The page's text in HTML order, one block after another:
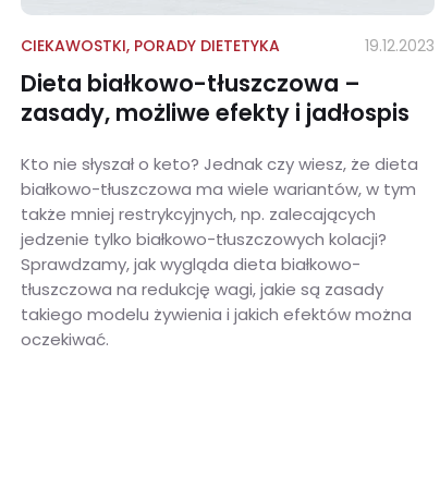
CIEKAWOSTKI, PORADY DIETETYKA 19.12.2023
Dieta białkowo-tłuszczowa –
zasady, możliwe efekty i jadłospis
Kto nie słyszał o keto? Jednak czy wiesz, że dieta
białkowo-tłuszczowa ma wiele wariantów, w tym
także mniej restrykcyjnych, np. zalecających
jedzenie tylko białkowo-tłuszczowych kolacji?
Sprawdzamy, jak wygląda dieta białkowo-
tłuszczowa na redukcję wagi, jakie są zasady
takiego modelu żywienia i jakich efektów można
oczekiwać.